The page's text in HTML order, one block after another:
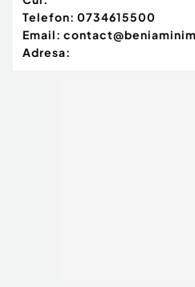
Telefon: 0734615500
Email:
Adresa: